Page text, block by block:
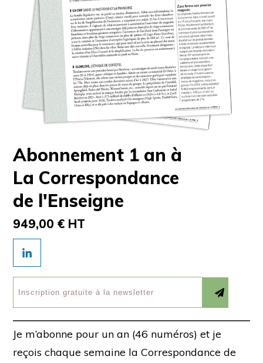
Abonnement 1 an à
La Correspondance
de l'Enseigne
949,00 € HT
Je m’abonne pour un an (46 numéros) et je
reçois chaque semaine la Correspondance de